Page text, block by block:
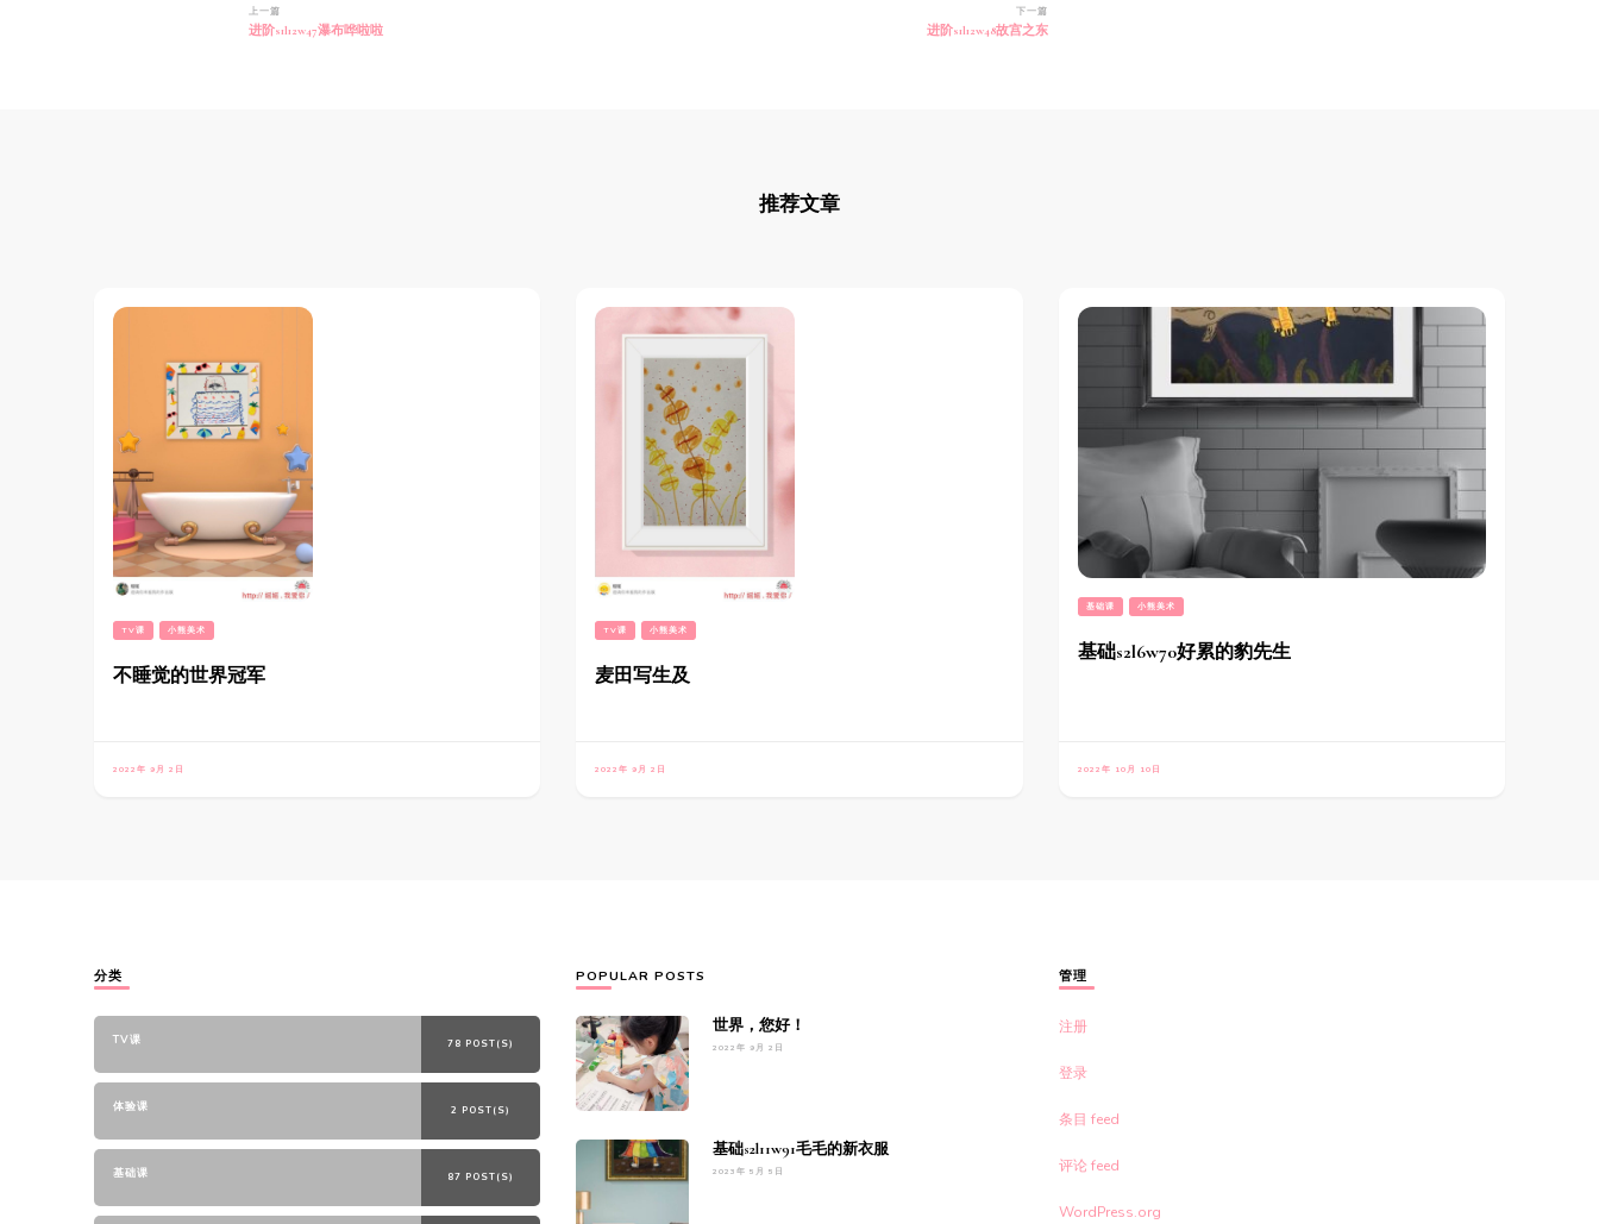
博
文
上一篇
进阶s1l12w47瀑布哗啦啦
下一篇
进阶s1l12w48故宫之东
推荐文章
TV课 小熊美术
不睡觉的世界冠军
2022年 9月 2日
TV课 小熊美术
麦田写生及
2022年 9月 2日
基础课 小熊美术
基础s2l6w70好累的豹先生
2022年 10月 10日
分类
TV课 78 POST(S)
体验课 2 POST(S)
基础课 87 POST(S)
POPULAR POSTS
世界，您好！
2022年 9月 2日
基础s2l11w91毛毛的新衣服
2023年 5月 5日
管理
注册
登录
条目 feed
评论 feed
WordPress.org